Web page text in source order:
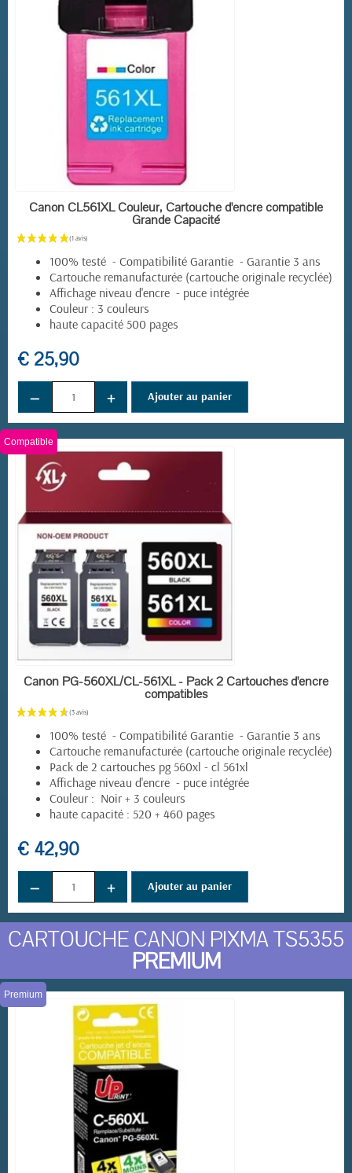
(2 avis)
EN STOCK
Canon CL561XL Couleur, Cartouche d'encre compatible
Grande Capacité
100% testé - Compatibilité Garantie - Garantie 3 ans
Cartouche remanufacturée (cartouche originale recyclée)
Affichage niveau d'encre - puce intégrée
Couleur : 3 couleurs
haute capacité 500 pages
€ 25,90
− + Ajouter au panier
EN STOCK
Compatible
Canon PG-560XL/CL-561XL - Pack 2 Cartouches d'encre
compatibles
100% testé - Compatibilité Garantie - Garantie 3 ans
Cartouche remanufacturée (cartouche originale recyclée)
Pack de 2 cartouches pg 560xl - cl 561xl
Affichage niveau d'encre - puce intégrée
Couleur : Noir + 3 couleurs
haute capacité : 520 + 460 pages
€ 42,90
− + Ajouter au panier
CARTOUCHE CANON PIXMA TS5355
PREMIUM
Premium